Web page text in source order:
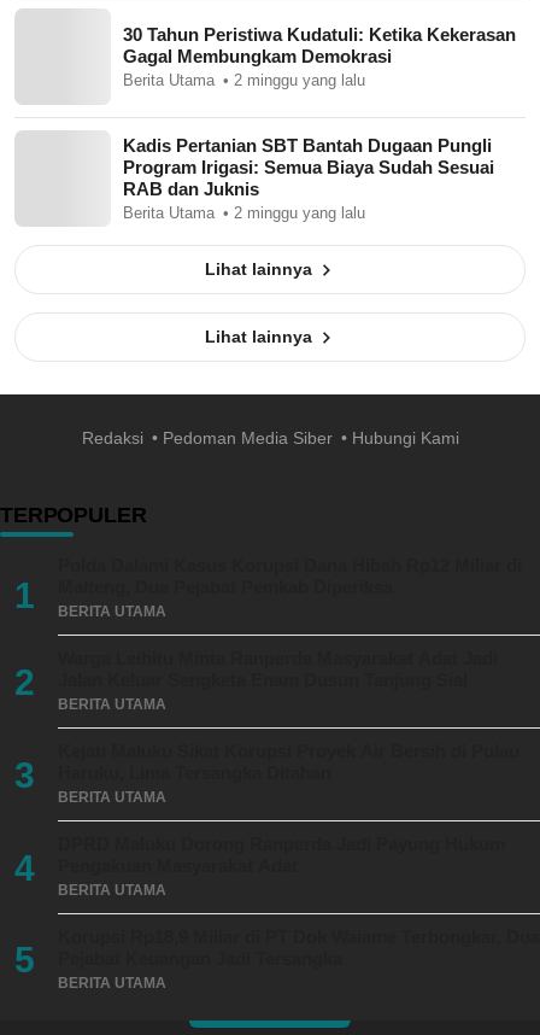
30 Tahun Peristiwa Kudatuli: Ketika Kekerasan
Gagal Membungkam Demokrasi
Berita Utama 2 minggu yang lalu
Kadis Pertanian SBT Bantah Dugaan Pungli
Program Irigasi: Semua Biaya Sudah Sesuai
RAB dan Juknis
Berita Utama 2 minggu yang lalu
Lihat lainnya
Lihat lainnya
Redaksi Pedoman Media Siber Hubungi Kami
TERPOPULER
1 BERITA UTAMA
2
BERITA UTAMA
3
BERITA UTAMA
4
BERITA UTAMA
5
BERITA UTAMA